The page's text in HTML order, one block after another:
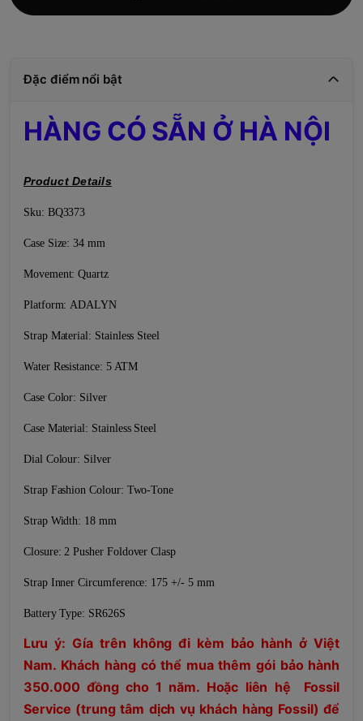
Đặc điểm nổi bật
HÀNG CÓ SẴN Ở HÀ NỘI
Product Details
Sku: BQ3373
Case Size: 34 mm
Movement: Quartz
Platform: ADALYN
Strap Material: Stainless Steel
Water Resistance: 5 ATM
Case Color: Silver
Case Material: Stainless Steel
Dial Colour: Silver
Strap Fashion Colour: Two-Tone
Strap Width: 18 mm
Closure: 2 Pusher Foldover Clasp
Strap Inner Circumference: 175 +/- 5 mm
Battery Type: SR626S
Lưu ý: Gía trên không đi kèm bảo hành ở Việt
Nam. Khách hàng có thể mua thêm gói bảo hành
350.000 đồng cho 1 năm. Hoặc liên hệ Fossil
Service (trung tâm dịch vụ khách hàng Fossil) để